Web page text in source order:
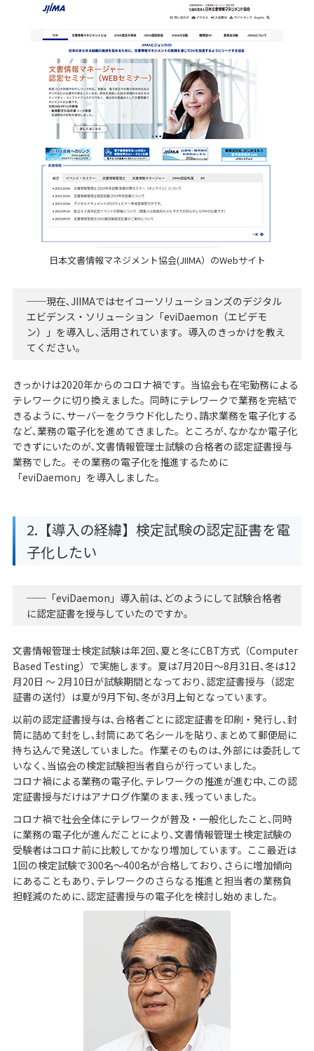
日本文書情報マネジメント協会(JIIMA）のWebサイト
──現在､JIIMAではセイコーソリューションズのデジタル
エビデンス・ソリューション「eviDaemon（エビデモ
ン）」を導入し､活用されています。導入のきっかけを教え
てください。
きっかけは2020年からのコロナ禍です。当協会も在宅勤務による
テレワークに切り換えました。同時にテレワークで業務を完結で
きるように､サーバーをクラウド化したり､請求業務を電子化する
など､業務の電子化を進めてきました。ところが､なかなか電子化
できずにいたのが､文書情報管理士試験の合格者の認定証書授与
業務でした。その業務の電子化を推進するために
「eviDaemon」を導入しました。
2.【導入の経緯】検定試験の認定証書を電
子化したい
──「eviDaemon」導入前は､どのようにして試験合格者
に認定証書を授与していたのですか。
文書情報管理士検定試験は年2回､夏と冬にCBT方式（Computer
Based Testing）で実施します。夏は7月20日～8月31日､冬は12
月20日 ～ 2月10日が試験期間となっており､認定証書授与（認定
証書の送付）は夏が9月下旬､冬が3月上旬となっています。
以前の認定証書授与は､合格者ごとに認定証書を印刷・発行し､封
筒に詰めて封をし､封筒にあて名シールを貼り､まとめて郵便局に
持ち込んで発送していました。作業そのものは､外部には委託して
いなく､当協会の検定試験担当者自らが行っていました。
コロナ禍による業務の電子化､テレワークの推進が進む中､この認
定証書授与だけはアナログ作業のまま､残っていました。
コロナ禍で社会全体にテレワークが普及・一般化したこと､同時
に業務の電子化が進んだことにより､文書情報管理士検定試験の
受験者はコロナ前に比較してかなり増加しています。ここ最近は
1回の検定試験で300名～400名が合格しており､さらに増加傾向
にあることもあり､テレワークのさらなる推進と担当者の業務負
担軽減のために､認定証書授与の電子化を検討し始めました。